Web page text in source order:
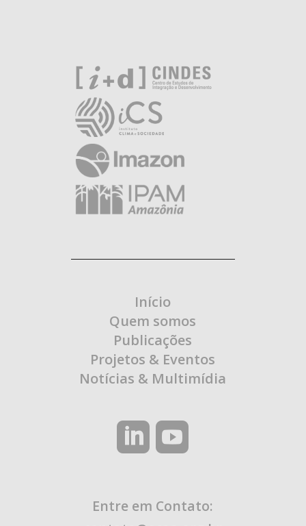
Início
Quem somos
Publicações
Projetos & Eventos
Notícias & Multimídia
Entre em Contato: